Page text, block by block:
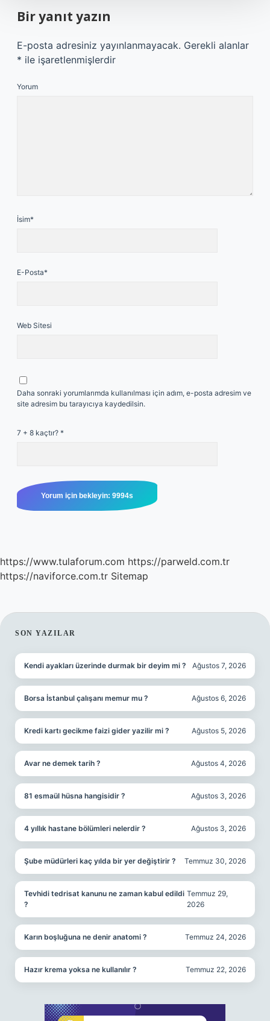
Bir yanıt yazın
E-posta adresiniz yayınlanmayacak. Gerekli alanlar
* ile işaretlenmişlerdir
Yorum
İsim*
E-Posta*
Web Sitesi
Daha sonraki yorumlarımda kullanılması için adım, e-posta adresim ve
site adresim bu tarayıcıya kaydedilsin.
7 + 8 kaçtır? *
https://www.tulaforum.com https://parweld.com.tr
https://naviforce.com.tr Sitemap
SIDEBAR
SON YAZILAR
Kendi ayakları üzerinde durmak bir deyim mi ? Ağustos 7, 2026
Borsa İstanbul çalışanı memur mu ? Ağustos 6, 2026
Kredi kartı gecikme faizi gider yazilir mi ? Ağustos 5, 2026
Avar ne demek tarih ? Ağustos 4, 2026
81 esmaül hüsna hangisidir ? Ağustos 3, 2026
4 yıllık hastane bölümleri nelerdir ? Ağustos 3, 2026
Şube müdürleri kaç yılda bir yer değiştirir ? Temmuz 30, 2026
Tevhidi tedrisat kanunu ne zaman kabul edildi
?
Temmuz 29,
2026
Karın boşluğuna ne denir anatomi ? Temmuz 24, 2026
Hazır krema yoksa ne kullanılır ? Temmuz 22, 2026